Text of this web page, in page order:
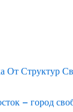
От Структур
– город